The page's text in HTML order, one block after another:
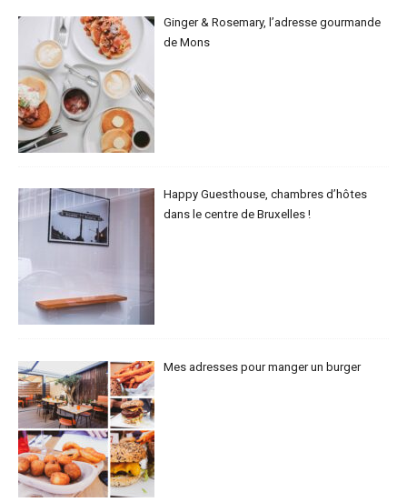
Ginger & Rosemary, l’adresse gourmande
de Mons
Happy Guesthouse, chambres d’hôtes
dans le centre de Bruxelles !
Mes adresses pour manger un burger